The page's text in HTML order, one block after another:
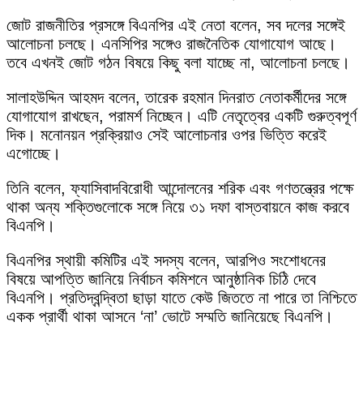
জোট রাজনীতির প্রসঙ্গে বিএনপির এই নেতা বলেন, সব দলের সঙ্গেই
আলোচনা চলছে। এনসিপির সঙ্গেও রাজনৈতিক যোগাযোগ আছে।
তবে এখনই জোট গঠন বিষয়ে কিছু বলা যাচ্ছে না, আলোচনা চলছে।
সালাহউদ্দিন আহমদ বলেন, তারেক রহমান দিনরাত নেতাকর্মীদের সঙ্গে
যোগাযোগ রাখছেন, পরামর্শ নিচ্ছেন। এটি নেতৃত্বের একটি গুরুত্বপূর্ণ
দিক। মনোনয়ন প্রক্রিয়াও সেই আলোচনার ওপর ভিত্তি করেই
এগোচ্ছে।
তিনি বলেন, ফ্যাসিবাদবিরোধী আন্দোলনের শরিক এবং গণতন্ত্রের পক্ষে
থাকা অন্য শক্তিগুলোকে সঙ্গে নিয়ে ৩১ দফা বাস্তবায়নে কাজ করবে
বিএনপি।
বিএনপির স্থায়ী কমিটির এই সদস্য বলেন, আরপিও সংশোধনের
বিষয়ে আপত্তি জানিয়ে নির্বাচন কমিশনে আনুষ্ঠানিক চিঠি দেবে
বিএনপি। প্রতিদ্বন্দ্বিতা ছাড়া যাতে কেউ জিততে না পারে তা নিশ্চিতে
একক প্রার্থী থাকা আসনে ‘না’ ভোটে সম্মতি জানিয়েছে বিএনপি।